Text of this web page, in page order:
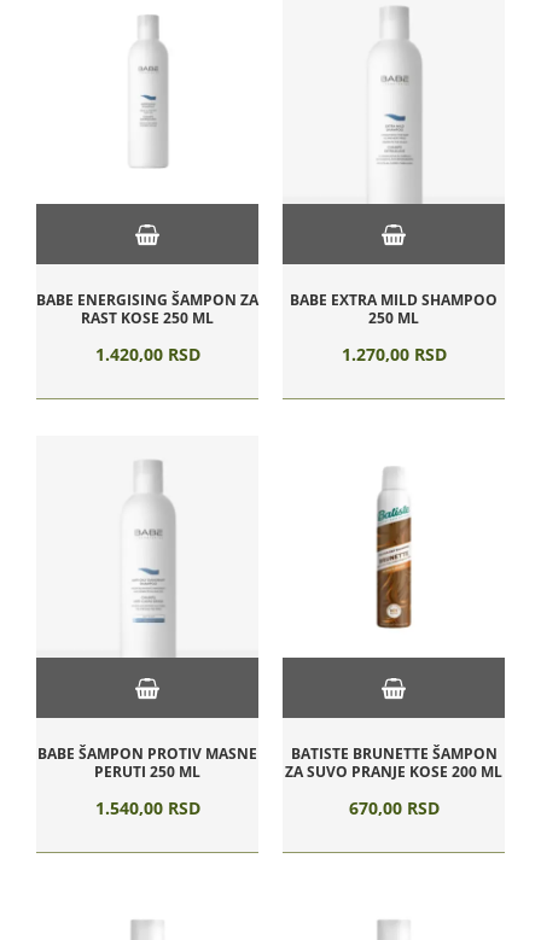
BABE ENERGISING ŠAMPON ZA
RAST KOSE 250 ML
1.420,00 RSD
BABE EXTRA MILD SHAMPOO
250 ML
1.270,00 RSD
BABE ŠAMPON PROTIV MASNE
PERUTI 250 ML
1.540,00 RSD
BATISTE BRUNETTE ŠAMPON
ZA SUVO PRANJE KOSE 200 ML
670,00 RSD